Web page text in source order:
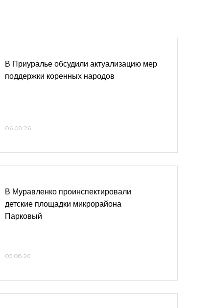
В Приуралье обсудили актуализацию мер
поддержки коренных народов
06.08.26
В Муравленко проинспектировали
детские площадки микрорайона
Парковый
05.08.26